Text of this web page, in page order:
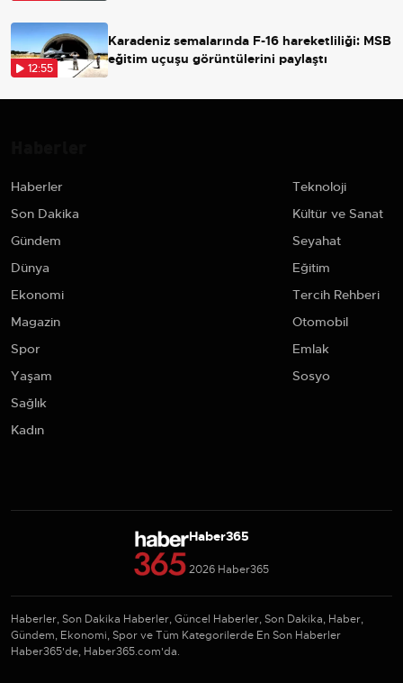
12:55
Karadeniz semalarında F-16 hareketliliği: MSB
eğitim uçuşu görüntülerini paylaştı
Haberler
Son Dakika
Gündem
Dünya
Ekonomi
Magazin
Spor
Yaşam
Sağlık
Kadın
Teknoloji
Kültür ve Sanat
Seyahat
Eğitim
Tercih Rehberi
Otomobil
Emlak
Sosyo
Haber365
2026 Haber365
Haberler, Son Dakika Haberler, Güncel Haberler, Son Dakika, Haber,
Gündem, Ekonomi, Spor ve Tüm Kategorilerde En Son Haberler
Haber365'de, Haber365.com'da.